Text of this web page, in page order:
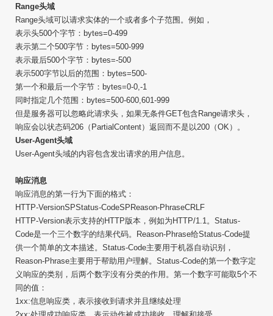
Range头域
Range头域可以请求实体的一个或者多个子范围。例如，
表示头500个字节：bytes=0-499
表示第二个500字节：bytes=500-999
表示最后500个字节：bytes=-500
表示500字节以后的范围：bytes=500-
第一个和最后一个字节：bytes=0-0,-1
同时指定几个范围：bytes=500-600,601-999
但是服务器可以忽略此请求头，如果无条件GET包含Range请求头，
响应会以状态码206（PartialContent）返回而不是以200（OK）。
User-Agent头域
User-Agent头域的内容包含发出请求的用户信息。
响应消息
响应消息的第一行为下面的格式：
HTTP-VersionSPStatus-CodeSPReason-PhraseCRLF
HTTP-Version表示支持的HTTP版本，例如为HTTP/1.1。Status-
Code是一个三个数字的结果代码。Reason-Phrase给Status-Code提
供一个简单的文本描述。Status-Code主要用于机器自动识别，
Reason-Phrase主要用于帮助用户理解。Status-Code的第一个数字定
义响应的类别，后两个数字没有分类的作用。第一个数字可能取5个不
同的值：
1xx:信息响应类，表示接收到请求并且继续处理